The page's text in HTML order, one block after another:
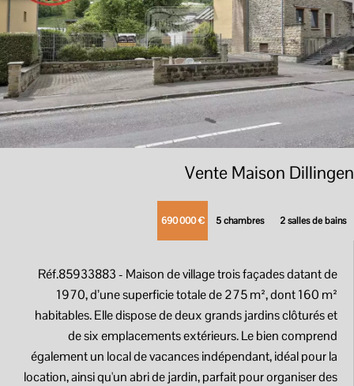
Vente Maison Dillingen
690 000 € 5 chambres 2 salles de bains
Réf.85933883- Maison de village trois façades datant de
1970, d’une superficie totale de 275 m², dont 160 m²
habitables. Elle dispose de deux grands jardins clôturés et
de six emplacements extérieurs. Le bien comprend
également un local de vacances indépendant, idéal pour la
location, ainsi qu'un abri de jardin, parfait pour organiser des